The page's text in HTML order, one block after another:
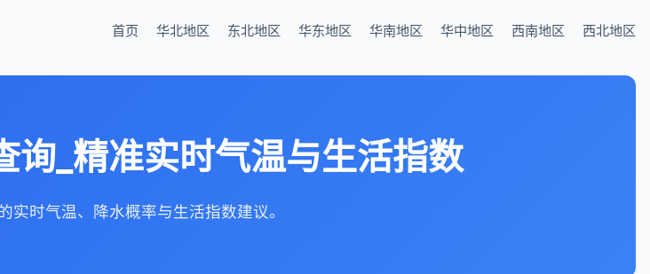
首页 华北地区 东北地区 华东地区 华南地区 华中地区 西南地区 西北地区
询_精准实时气温与生活指数
实时气温、降水概率与生活指数建议。